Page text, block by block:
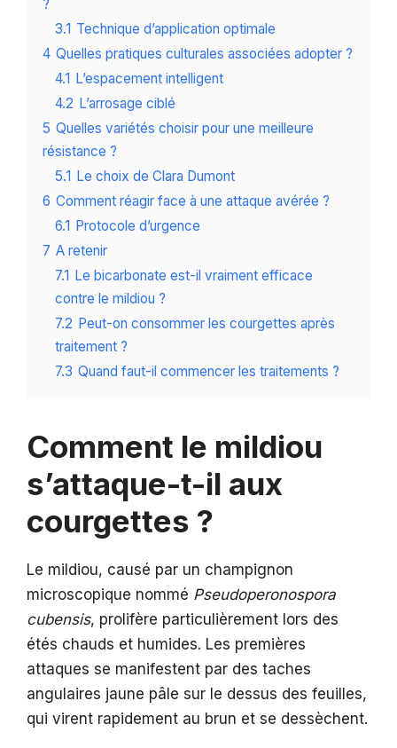
?
3.1 Technique d’application optimale
4 Quelles pratiques culturales associées adopter ?
4.1 L’espacement intelligent
4.2 L’arrosage ciblé
5 Quelles variétés choisir pour une meilleure
résistance ?
5.1 Le choix de Clara Dumont
6 Comment réagir face à une attaque avérée ?
6.1 Protocole d’urgence
7 A retenir
7.1 Le bicarbonate est-il vraiment efficace
contre le mildiou ?
7.2 Peut-on consommer les courgettes après
traitement ?
7.3 Quand faut-il commencer les traitements ?
Comment le mildiou
s’attaque-t-il aux
courgettes ?
Le mildiou, causé par un champignon
microscopique nommé Pseudoperonospora
cubensis, prolifère particulièrement lors des
étés chauds et humides. Les premières
attaques se manifestent par des taches
angulaires jaune pâle sur le dessus des feuilles,
qui virent rapidement au brun et se dessèchent.